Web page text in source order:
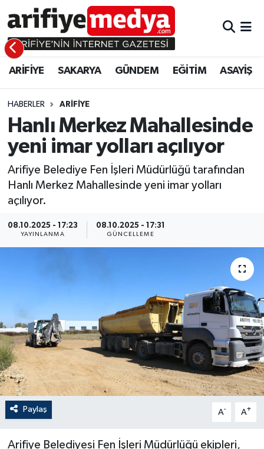
ARİFİYE SAKARYA GÜNDEM EĞİTİM ASAYİŞ
HABERLER ARİFİYE
Hanlı Merkez Mahallesinde
yeni imar yolları açılıyor
Arifiye Belediye Fen İşleri Müdürlüğü tarafından
Hanlı Merkez Mahallesinde yeni imar yolları
açılıyor.
08.10.2025 - 17:23
YAYINLANMA
08.10.2025 - 17:31
GÜNCELLEME
Paylaş A- A+
Arifiye Belediyesi Fen İşleri Müdürlüğü ekipleri,
ARİFİYE
SAKARYA
GÜNDEM
EĞİTİM
ASAYİŞ
ARİFİYE
GÜNDEM
EĞİTİM
EKONOMİ
ASAYİŞ
Sakarya Hava Durumu
Sakarya Namaz Vakitleri
Sakarya Trafik Yoğunluk Haritası
Süper Lig Puan Durumu ve Fikstür
Tüm Manşetler
Haber Arşivi